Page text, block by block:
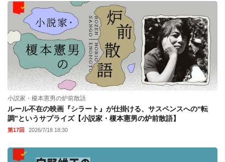
小説家・榎本憲男の炉前散語
ルール不在の映画『シラート』が仕掛ける、サスペンスへの“転
調”というサプライズ【小説家・榎本憲男の炉前散語】
第17回 2026/7/18 18:30